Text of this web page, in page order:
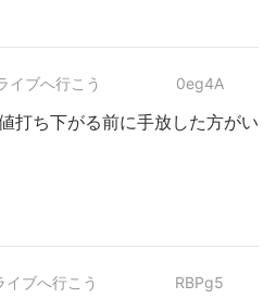
イブへ行こう 0eg4A
ち下がる前に手放した方がい
ブへ行こう RBPg5